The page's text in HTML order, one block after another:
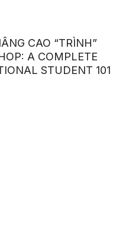
CAO “TRÌNH”
A COMPLETE
STUDENT 101